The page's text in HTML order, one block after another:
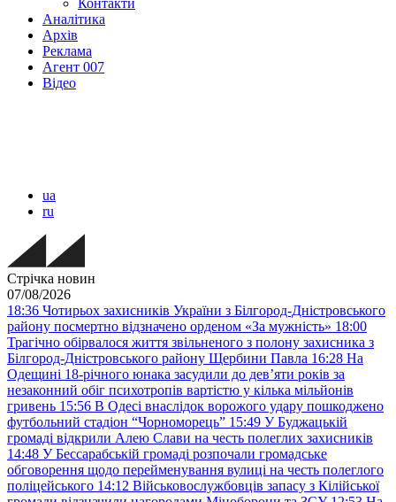
Контакти
Аналітика
Архів
Реклама
Агент 007
Відео
ua
ru
Стрічка новин
07/08/2026
18:36 Чотирьох захисників України з Білгород-Дністровського
району посмертно відзначено орденом «За мужність» 18:00
Трагічно обірвалося життя звільненого з полону захисника з
Білгород-Дністровського району Щербини Павла 16:28 На
Одещині 18-річного юнака засудили до дев’яти років за
незаконний обіг психотропів вартістю у кілька мільйонів
гривень 15:56 В Одесі внаслідок ворожого удару пошкоджено
футбольний стадіон “Чорноморець” 15:49 У Буджацькій
громаді відкрили Алею Слави на честь полеглих захисників
14:48 У Бессарабській громаді розпочали громадське
обговорення щодо перейменування вулиці на честь полеглого
поліцейського 14:12 Військовослужбовців запасу з Кілійської